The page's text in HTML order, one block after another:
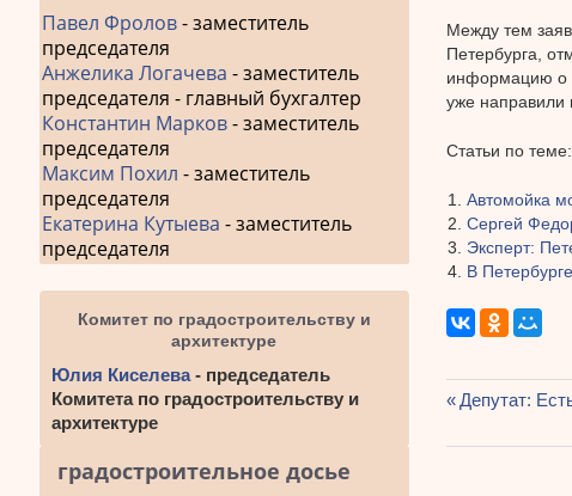
Между тем
Петербурга,
информацию о
уже направили
Статьи по теме:
Автомойка
Сергей
Эксперт:
В
Предыдущая
Депутат:
Павел Фролов- заместитель
председателя
Анжелика Логачева - заместитель
председателя - главный бухгалтер
Константин Марков- заместитель
председателя
Максим Похил - заместитель
председателя
Екатерина Кутыева - заместитель
председателя
Комитет по градостроительству и
архитектуре
Юлия Киселева- председатель
Комитета по градостроительству и
архитектуре
градостроительное досье